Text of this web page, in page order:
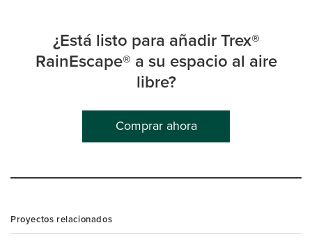
¿Está listo para añadir Trex®
RainEscape® a su espacio al aire
libre?
Comprar ahora
Proyectos relacionados